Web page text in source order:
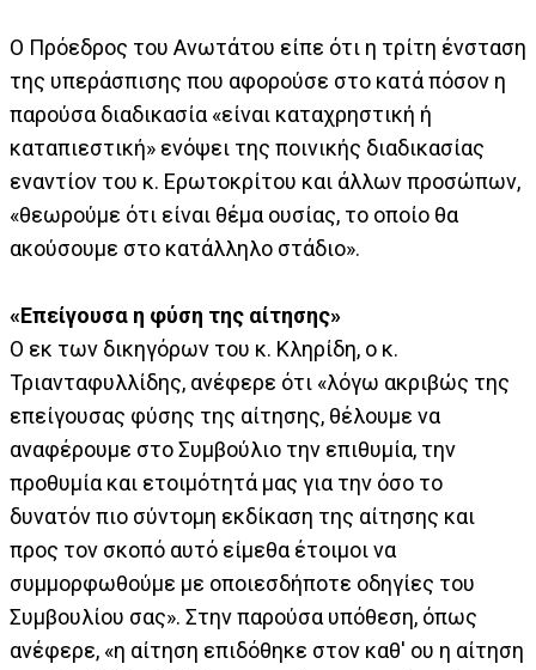
Ο Πρόεδρος του Ανωτάτου είπε ότι η τρίτη ένσταση
της υπεράσπισης που αφορούσε στο κατά πόσον η
παρούσα διαδικασία «είναι καταχρηστική ή
καταπιεστική» ενόψει της ποινικής διαδικασίας
εναντίον του κ. Ερωτοκρίτου και άλλων προσώπων,
«θεωρούμε ότι είναι θέμα ουσίας, το οποίο θα
ακούσουμε στο κατάλληλο στάδιο».
«Επείγουσα η φύση της αίτησης»
Ο εκ των δικηγόρων του κ. Κληρίδη, ο κ.
Τριανταφυλλίδης, ανέφερε ότι «λόγω ακριβώς της
επείγουσας φύσης της αίτησης, θέλουμε να
αναφέρουμε στο Συμβούλιο την επιθυμία, την
προθυμία και ετοιμότητά μας για την όσο το
δυνατόν πιο σύντομη εκδίκαση της αίτησης και
προς τον σκοπό αυτό είμεθα έτοιμοι να
συμμορφωθούμε με οποιεσδήποτε οδηγίες του
Συμβουλίου σας». Στην παρούσα υπόθεση, όπως
ανέφερε, «η αίτηση επιδόθηκε στον καθ' ου η αίτηση